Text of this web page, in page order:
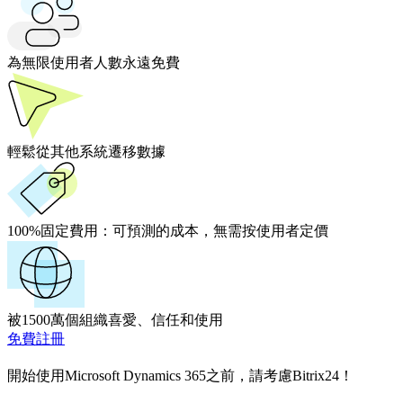
為無限使用者人數永遠免費
輕鬆從其他系統遷移數據
100%固定費用： 可預測的成本，無需按使用者定價
被1500萬個組織喜愛、信任和使用
免費註冊
開始使用Microsoft Dynamics 365之前，請考慮Bitrix24！